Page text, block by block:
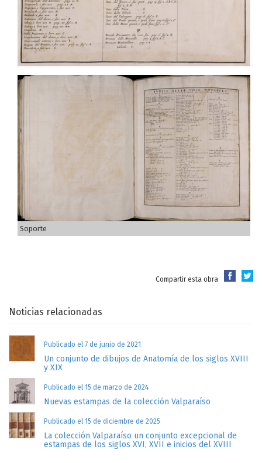
Soporte
Compartir esta obra
Noticias relacionadas
Publicado el 7 de junio de 2021
Un conjunto de dibujos de Anatomía de los siglos XVIII
y XIX
Publicado el 15 de marzo de 2024
Nuevas estampas de la colección Valparaíso
Publicado el 15 de diciembre de 2025
La colección Valparaíso un conjunto excepcional de
estampas de los siglos XVI, XVII e inicios del XVIII